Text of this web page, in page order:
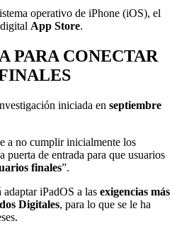
operativo de iPhone (iOS), el
App Store.
PARA CONECTAR
iniciada en septiembre
a no cumplir inicialmente los
puerta de entrada para que usuarios
finales”.
iPadOS a las exigencias más
Digitales, para lo que se le ha